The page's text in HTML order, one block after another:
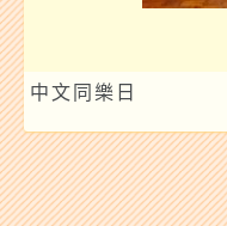
中文同樂日